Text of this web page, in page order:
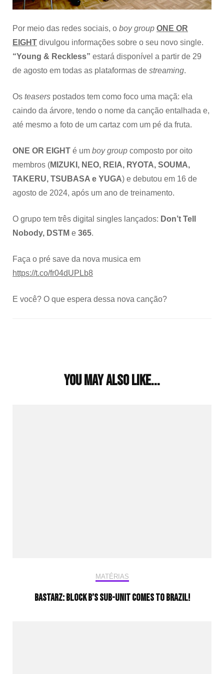
Por meio das redes sociais, o boy group ONE OR
EIGHT divulgou informações sobre o seu novo single.
“Young & Reckless” estará disponível a partir de 29
de agosto em todas as plataformas de streaming.
Os teasers postados tem como foco uma maçã: ela
caindo da árvore, tendo o nome da canção entalhada e,
até mesmo a foto de um cartaz com um pé da fruta.
ONE OR EIGHT é um boy group composto por oito
membros (MIZUKI, NEO, REIA, RYOTA, SOUMA,
TAKERU, TSUBASA e YUGA) e debutou em 16 de
agosto de 2024, após um ano de treinamento.
O grupo tem três digital singles lançados: Don’t Tell
Nobody, DSTM e 365.
Faça o pré save da nova musica em
https://t.co/fr04dUPLb8
E você? O que espera dessa nova canção?
You may also like...
MATÉRIAS
BASTARZ: Block B’s sub-unit comes to Brazil!